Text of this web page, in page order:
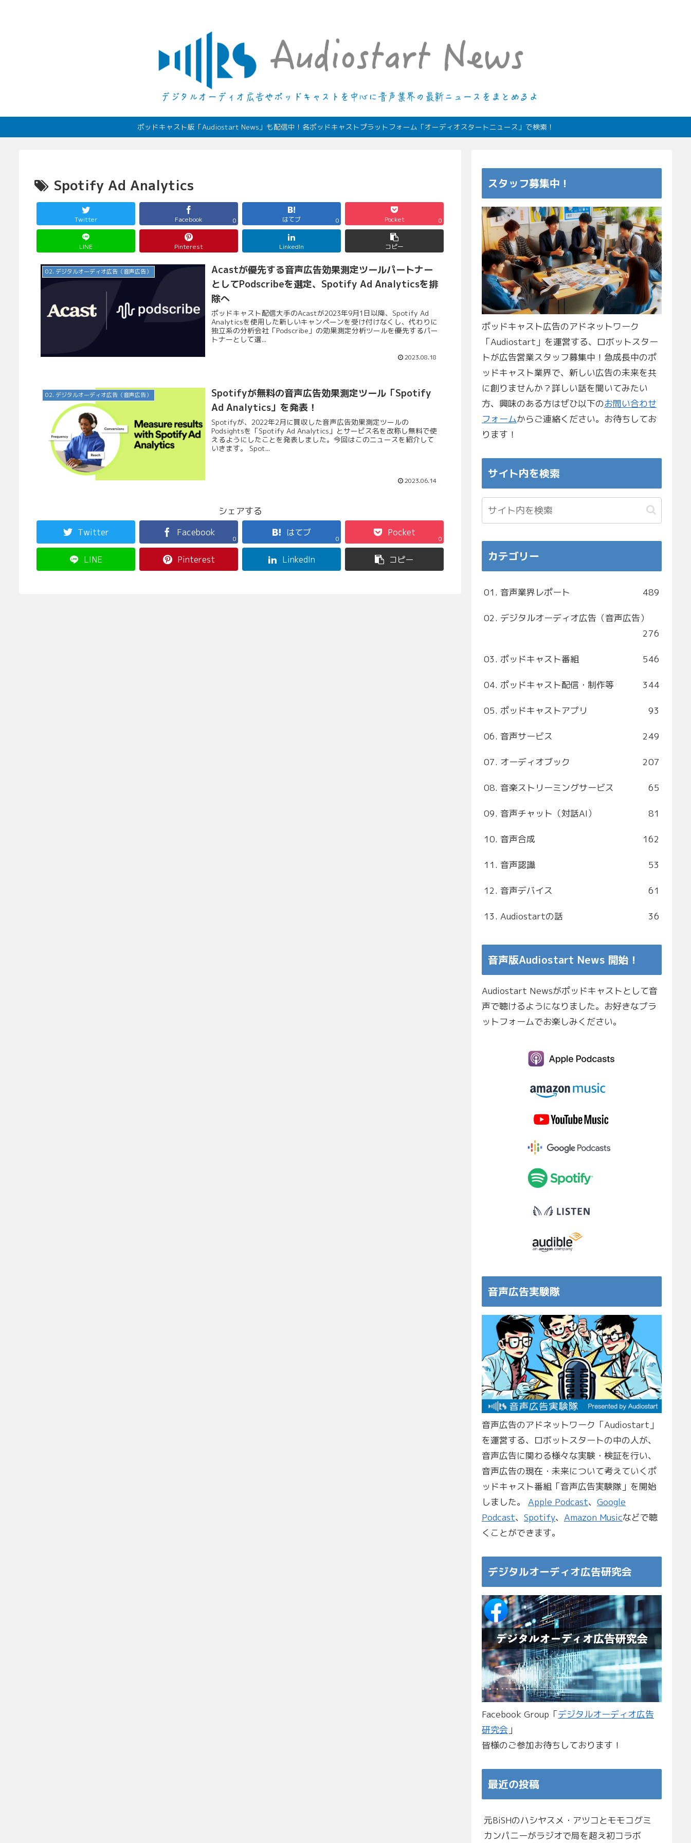
ポッドキャスト版「Audiostart News」も配信中！各ポッドキャストプラットフォーム「オーディオスタートニュース」で検索！
Spotify Ad Analytics
Twitter Facebook 0 はてブ 0 Pocket 0
LINE Pinterest LinkedIn コピー
02. デジタルオーディオ広告（音声広告）
Acastが優先する音声広告効果測定ツールパートナー
としてPodscribeを選定、Spotify Ad Analyticsを排
除へ
ポッドキャスト配信大手のAcastが2023年9月1日以降、Spotify Ad
Analyticsを使用した新しいキャンペーンを受け付けなくし、代わりに
独立系の分析会社「Podscribe」の効果測定分析ツールを優先するパー
トナーとして選...
2023.08.18
02. デジタルオーディオ広告（音声広告）
Spotifyが無料の音声広告効果測定ツール「Spotify
Ad Analytics」を発表！
Spotifyが、2022年2月に買収した音声広告効果測定ツールの
Podsightsを「Spotify Ad Analytics」とサービス名を改称し無料で使
えるようにしたことを発表しました。今回はこのニュースを紹介して
いきます。 Spot...
2023.06.14
シェアする
Twitter Facebook
0
はてブ
0
Pocket
0
LINE Pinterest LinkedIn コピー
スタッフ募集中！
ポッドキャスト広告のアドネットワーク
「Audiostart」を運営する、ロボットスター
トが広告営業スタッフ募集中！急成長中のポ
ッドキャスト業界で、新しい広告の未来を共
に創りませんか？詳しい話を聞いてみたい
方、興味のある方はぜひ以下のお問い合わせ
フォームからご連絡ください。お待ちしてお
ります！
サイト内を検索
カテゴリー
01. 音声業界レポート 489
02. デジタルオーディオ広告（音声広告）
276
03. ポッドキャスト番組 546
04. ポッドキャスト配信・制作等 344
05. ポッドキャストアプリ 93
06. 音声サービス 249
07. オーディオブック 207
08. 音楽ストリーミングサービス 65
09. 音声チャット（対話AI） 81
10. 音声合成 162
11. 音声認識 53
12. 音声デバイス 61
13. Audiostartの話 36
音声版Audiostart News 開始！
Audiostart Newsがポッドキャストとして音
声で聴けるようになりました。お好きなプラ
ットフォームでお楽しみください。
音声広告実験隊
音声広告のアドネットワーク「Audiostart」
を運営する、ロボットスタートの中の人が、
音声広告に関わる様々な実験・検証を行い、
音声広告の現在・未来について考えていくポ
ッドキャスト番組「音声広告実験隊」を開始
しました。 Apple Podcast、 Google
Podcast、 Spotify、 Amazon Musicなどで聴
くことができます。
デジタルオーディオ広告研究会
Facebook Group「デジタルオーディオ広告
研究会 」
皆様のご参加お待ちしております！
最近の投稿
元BiSHのハシヤスメ・アツコとモモコグミ
カンパニーがラジオで局を超え初コラボ